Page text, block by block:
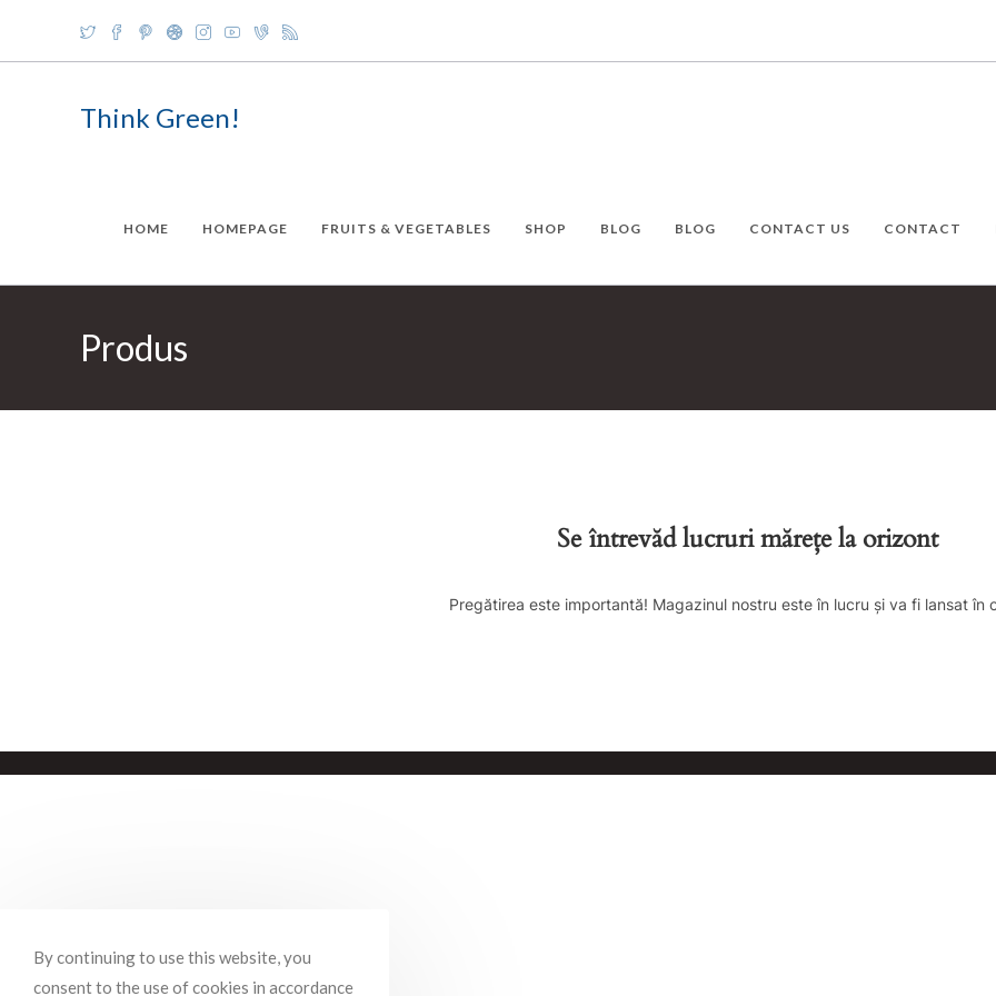
content
Think Green!
HOME HOMEPAGE FRUITS & VEGETABLES SHOP BLOG BLOG CONTACT US CONTACT
Produs
Se întrevăd lucruri mărețe la orizont
Pregătirea este importantă! Magazinul nostru este în lucru și va fi lansat în
By continuing to use this website, you
consent to the use of cookies in accordance